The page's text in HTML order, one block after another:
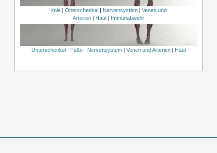
Knie Oberschenkel Nervensystem
Venen und
Arterien
Haut Immunabwehr
Unterschenkel Füße| Nervensystem| Venen und Arterien| Haut